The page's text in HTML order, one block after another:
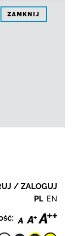
ZAMKNIJ
/ ZALOGUJ
PL EN